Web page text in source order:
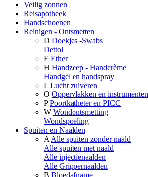
Veilig zonnen
Reisapotheek
Handschoenen
Reinigen - Ontsmetten
D Doekjes -Swabs
Dettol
E Ether
H Handzeep - Handcrème
Handgel en handspray
L Lucht zuiveren
O Oppervlakken en instrumenten
P Poortkatheter en PICC
W Wondontsmetting
Wondspoeling
Spuiten en Naalden
A Alle spuiten zonder naald
Alle spuiten met naald
Alle injectienaalden
Alle Grippernaalden
B Bloedafname